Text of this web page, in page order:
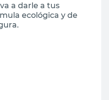
a darle a tus
ecológica y de